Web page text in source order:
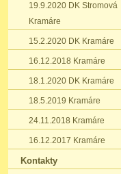
19.9.2020 DK Stromová
Kramáre
15.2.2020 DK Kramáre
16.12.2018 Kramáre
18.1.2020 DK Kramáre
18.5.2019 Kramáre
24.11.2018 Kramáre
16.12.2017 Kramáre
Kontakty